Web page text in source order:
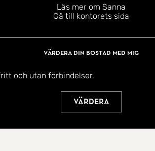
Läs mer om Sanna
Gå till kontorets sida
Värdera din bostad med mig
och utan förbindelser.
Värdera